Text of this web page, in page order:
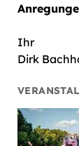
Ihr
Dirk